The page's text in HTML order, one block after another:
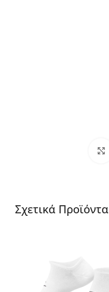
Σχετικά Προϊόντα